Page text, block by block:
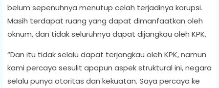
belum sepenuhnya menutup celah terjadinya korupsi.
Masih terdapat ruang yang dapat dimanfaatkan oleh
oknum, dan tidak seluruhnya dapat dijangkau oleh KPK.
“Dan itu tidak selalu dapat terjangkau oleh KPK, namun
kami percaya sesulit apapun aspek struktural ini, negara
selalu punya otoritas dan kekuatan. Saya percaya ke